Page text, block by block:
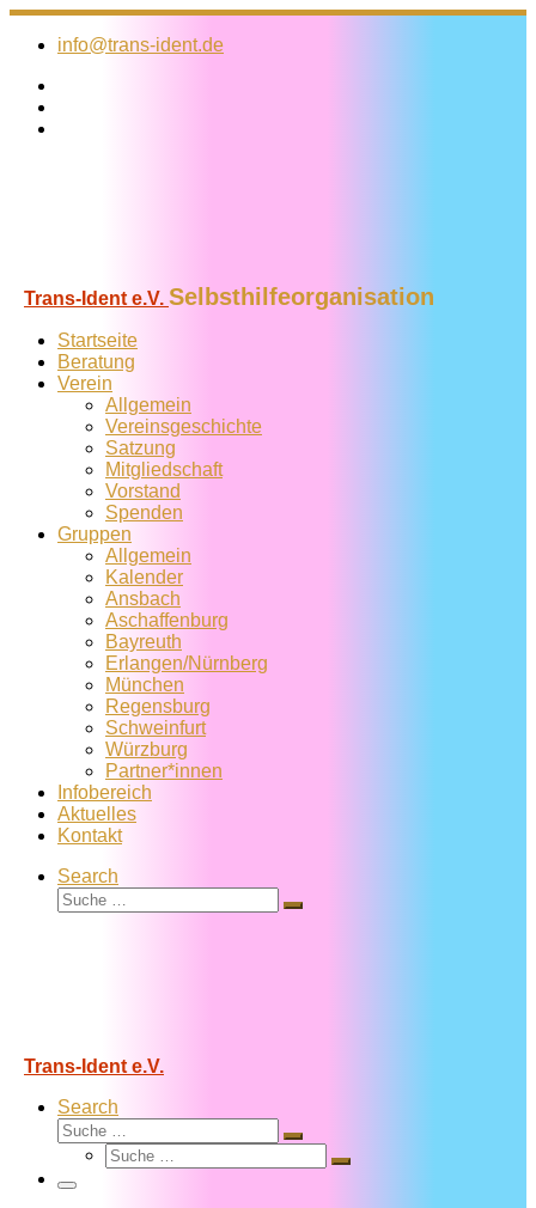
Zum
Inhalt
info@trans-ident.de
Trans-Ident e.V. Selbsthilfeorganisation
Startseite
Beratung
Verein
Allgemein
Vereins­geschichte
Satzung
Mitglied­schaft
Vorstand
Spenden
Gruppen
Allgemein
Kalender
Ansbach
Aschaffenburg
Bayreuth
Erlangen/Nürnberg
München
Regensburg
Schweinfurt
Würzburg
Partner*innen
Infobereich
Aktuelles
Kontakt
Search
Suche
Suche
Trans-Ident e.V.
Search
Suche
Suche
Suche
Suche
Menü